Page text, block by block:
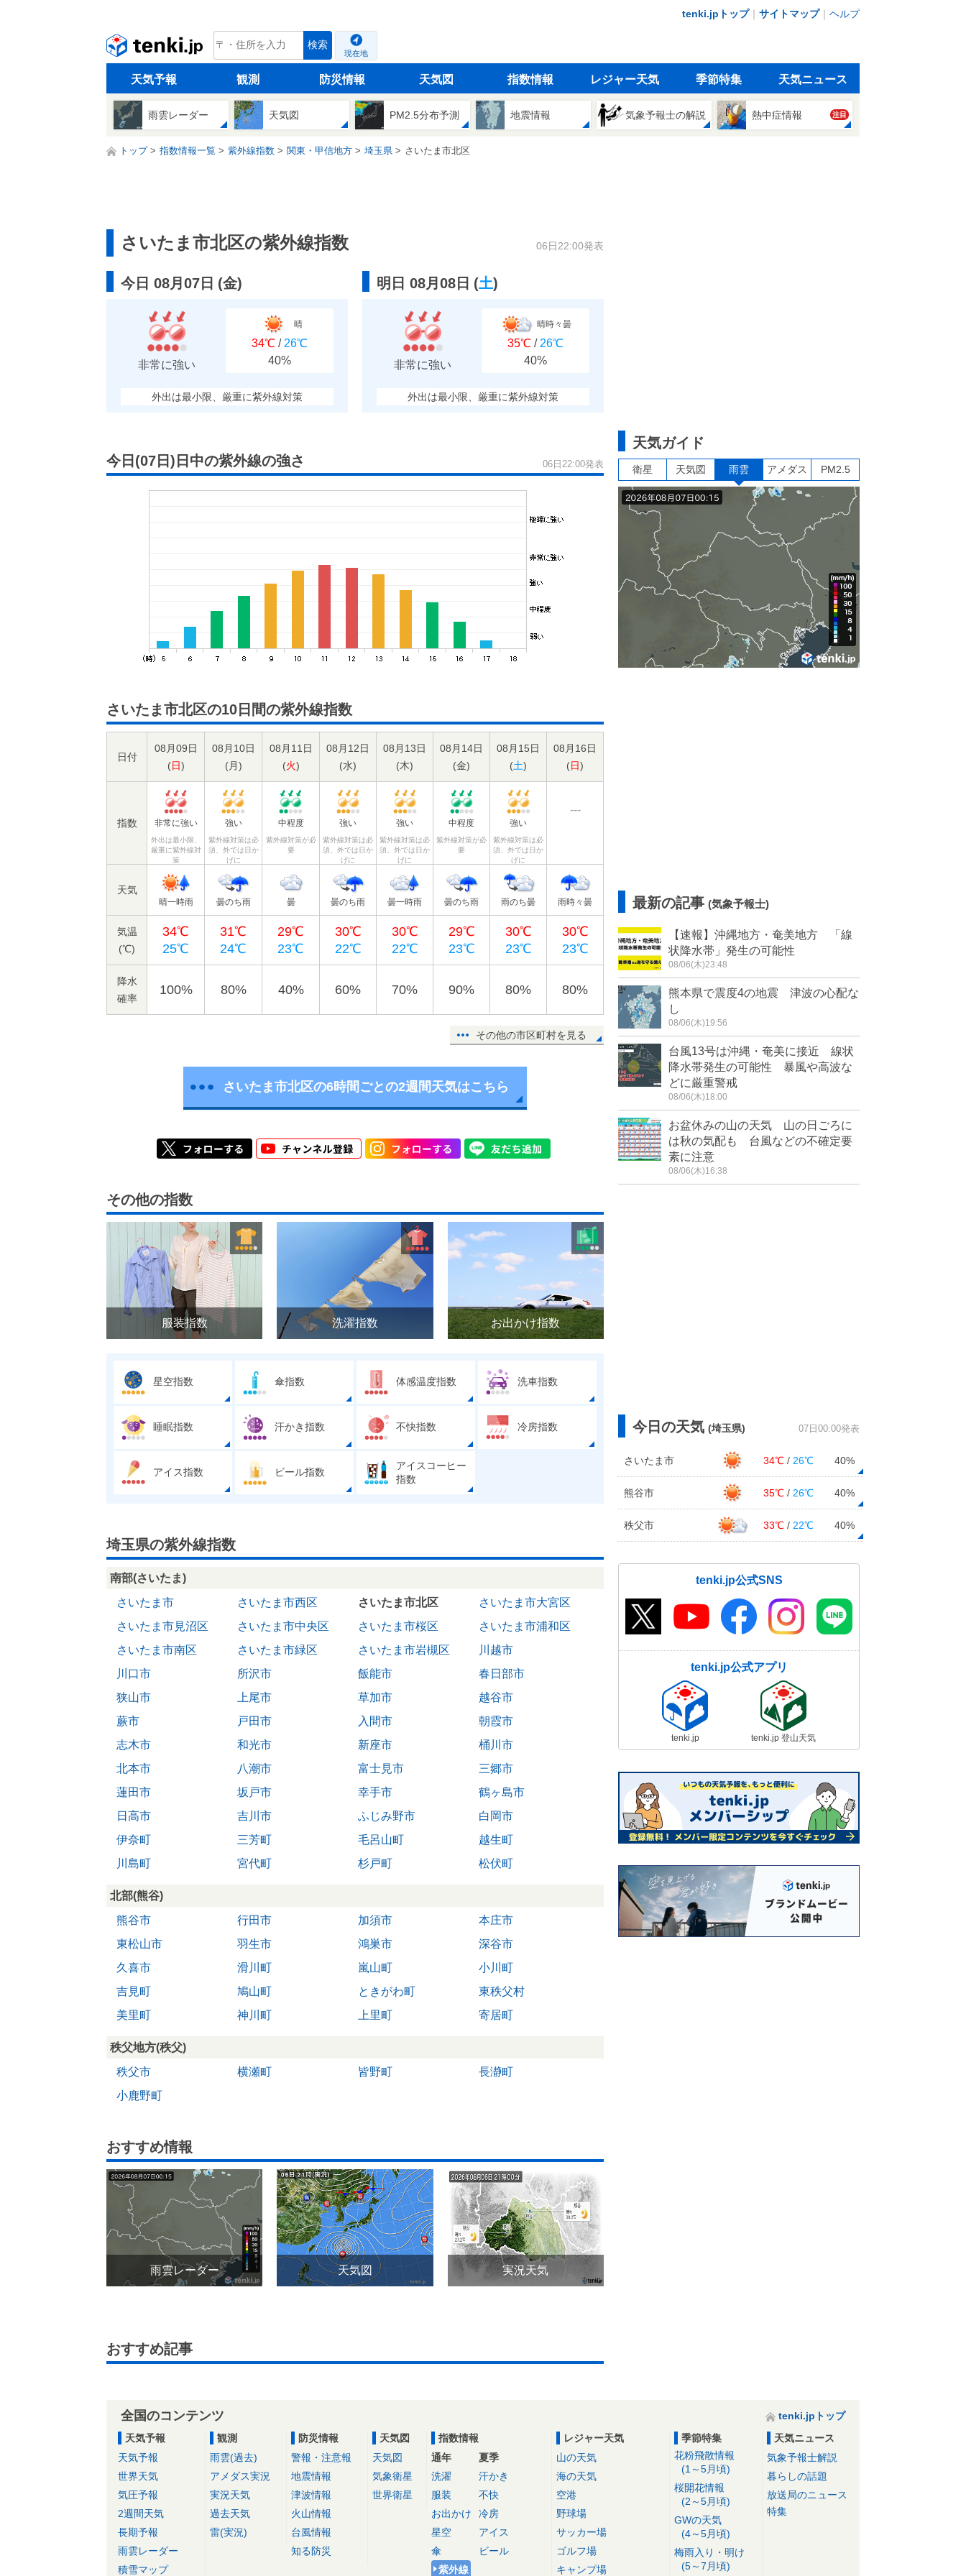
tenki.jpトップ｜ サイトマップ｜ ヘルプ
tenki.jp 検索
現在地
天気予報 観測 防災情報 天気図 指数情報 レジャー天気 季節特集 天気ニュース
雨雲レーダー 天気図 PM2.5分布予測 地震情報 気象予報士の解説 熱中症情報 注目
トップ 指数情報一覧 紫外線指数 関東・甲信地方 埼玉県 さいたま市北区
さいたま市北区の紫外線指数 06日22:00発表
今日 08月07日 (金)
非常に強い
晴
34℃ / 26℃
40%
外出は最小限、厳重に紫外線対策
明日 08月08日 (土)
非常に強い
晴時々曇
35℃ / 26℃
40%
外出は最小限、厳重に紫外線対策
今日(07日)日中の紫外線の強さ 06日22:00発表
さいたま市北区の10日間の紫外線指数
日付
08月09日
(日)
08月10日
(月)
08月11日
(火)
08月12日
(水)
08月13日
(木)
08月14日
(金)
08月15日
(土)
08月16日
(日)
指数 非常に強い
外出は最小限、
厳重に紫外線対
策
強い
紫外線対策は必
須、外では日か
げに
中程度
紫外線対策が必
要
強い
紫外線対策は必
須、外では日か
げに
強い
紫外線対策は必
須、外では日か
げに
中程度
紫外線対策が必
要
強い
紫外線対策は必
須、外では日か
げに
---
天気
晴一時雨 曇のち雨 曇 曇のち雨 曇一時雨 曇のち雨 雨のち曇 雨時々曇
気温
(℃)
34℃
25℃
31℃
24℃
29℃
23℃
30℃
22℃
30℃
22℃
29℃
23℃
30℃
23℃
30℃
23℃
降水
確率
100% 80% 40% 60% 70% 90% 80% 80%
その他の市区町村を見る
さいたま市北区の6時間ごとの2週間天気はこちら
その他の指数
服装指数 洗濯指数 お出かけ指数
星空指数 傘指数 体感温度指数 洗車指数
睡眠指数 汗かき指数 不快指数 冷房指数
アイス指数 ビール指数
アイスコーヒー
指数
埼玉県の紫外線指数
南部(さいたま)
さいたま市
さいたま市西区 さいたま市北区
さいたま市大宮区
さいたま市見沼区
さいたま市中央区 さいたま市桜区
さいたま市浦和区
さいたま市南区
さいたま市緑区 さいたま市岩槻区
川越市
川口市
所沢市 飯能市
春日部市
狭山市
上尾市 草加市
越谷市
蕨市
戸田市 入間市
朝霞市
志木市
和光市 新座市
桶川市
北本市
八潮市 富士見市
三郷市
蓮田市
坂戸市 幸手市
鶴ヶ島市
日高市
吉川市 ふじみ野市
白岡市
伊奈町
三芳町 毛呂山町
越生町
川島町
宮代町 杉戸町 松伏町
北部(熊谷)
熊谷市
行田市 加須市
本庄市
東松山市
羽生市 鴻巣市
深谷市
久喜市
滑川町 嵐山町
小川町
吉見町
鳩山町 ときがわ町
東秩父村
美里町
神川町 上里町 寄居町
秩父地方(秩父)
秩父市
横瀬町 皆野町
長瀞町
小鹿野町
おすすめ情報
雨雲レーダー 天気図 実況天気
おすすめ記事
天気ガイド
衛星 天気図 雨雲 アメダス PM2.5
最新の記事 (気象予報士)
【速報】沖縄地方・奄美地方 「線
状降水帯」発生の可能性
08/06(木)23:48
熊本県で震度4の地震 津波の心配な
し
08/06(木)19:56
台風13号は沖縄・奄美に接近 線状
降水帯発生の可能性 暴風や高波な
どに厳重警戒
08/06(木)18:00
お盆休みの山の天気 山の日ごろに
は秋の気配も 台風などの不確定要
素に注意
08/06(木)16:38
今日の天気 (埼玉県) 07日00:00発表
さいたま市 34℃ / 26℃ 40%
熊谷市 35℃ / 26℃ 40%
秩父市 33℃ / 22℃ 40%
tenki.jp公式SNS
tenki.jp公式アプリ
tenki.jp tenki.jp 登山天気
全国のコンテンツ
tenki.jpトップ
天気予報
天気予報
世界天気
気圧予報
2週間天気
長期予報
雨雲レーダー
積雪マップ
観測
雨雲(過去)
アメダス実況
実況天気
過去天気
雷(実況)
防災情報
警報・注意報
地震情報
津波情報
火山情報
台風情報
知る防災
天気図
天気図
気象衛星
世界衛星
指数情報
通年
洗濯
服装
お出かけ
星空
傘
紫外線
夏季
汗かき
不快
冷房
アイス
ビール
レジャー天気
山の天気
海の天気
空港
野球場
サッカー場
ゴルフ場
キャンプ場
季節特集
花粉飛散情報
(1～5月頃)
桜開花情報
(2～5月頃)
GWの天気
(4～5月頃)
梅雨入り・明け
(5～7月頃)
天気ニュース
気象予報士解説
暮らしの話題
放送局のニュース
特集